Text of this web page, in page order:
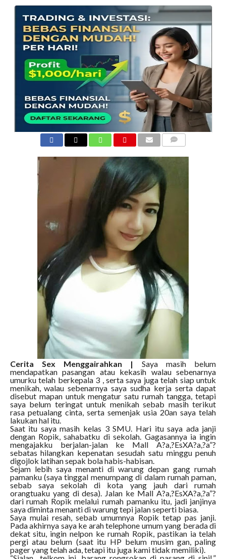
Cerita Sex Menggairahkan |
Saya masih belum
mendapatkan pasangan atau kekasih walau sebenarnya
umurku telah berkepala 3 , serta saya juga telah siap untuk
menikah, walau sebenarnya saya sudha kerja serta dapat
disebut mapan untuk mengatur satu rumah tangga, tetapi
saya belum teringat untuk menikah sebab masih terikut
rasa petualang cinta, serta semenjak usia 20an saya telah
lakukan hal itu.
Saat itu saya masih kelas 3 SMU. Hari itu saya ada janji
dengan Ropik, sahabatku di sekolah. Gagasannya ia ingin
mengajakku berjalan-jalan ke Mall A?a,?EsXA?a,?a”?
sebatas hilangkan kepenatan sesudah satu minggu penuh
digojlok latihan sepak bola habis-habisan.
Sejam lebih saya menanti di warung depan gang rumah
pamanku (saya tinggal menumpang di dalam rumah paman,
sebab saya sekolah di kota yang jauh dari rumah
orangtuaku yang di desa). Jalan ke Mall A?a,?EsXA?a,?a”?
dari rumah Ropik melalui rumah pamanku itu, jadi janjinya
saya diminta menanti di warung tepi jalan seperti biasa.
Saya mulai resah, sebab umumnya Ropik tetap pas janji.
Pada akhirnya saya ke arah telephone umum yang berada di
dekat situ, ingin nelpon ke rumah Ropik, pastikan ia telah
pergi atau belum (saat itu HP belum musim gan, paling
pager yang telah ada, tetapi itu juga kami tidak memiliki).